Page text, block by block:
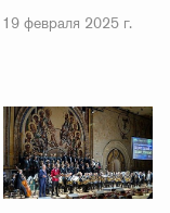
19 февраля 2025 г.